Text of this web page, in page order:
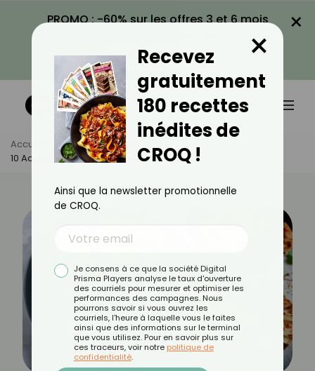
PROMO : -60% sur les offres 3 et 6 mois
VOIR LA PROMO
×
Accueil Actus
Alimentation
10 Accompagnements Pour Des Saint-Jacques
Recevez
gratuitement
180 recettes
inédites de
CROQ !
×
Ainsi que la newsletter promotionnelle
de CROQ.
Je consens à ce que la société Digital
Prisma Players analyse le taux d'ouverture
des courriels pour mesurer et optimiser les
performances des campagnes. Nous
pourrons savoir si vous ouvrez les
courriels, l'heure à laquelle vous le faites
ainsi que des informations sur le terminal
que vous utilisez. Pour en savoir plus sur
ces traceurs, voir notre politique de
confidentialité.